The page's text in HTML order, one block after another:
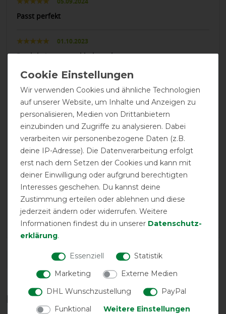
Passt perfekt
01.10.2023
Produkt ist gut und halt auch
25.07.2023
Es passt super gut
25.09.2021
Die Fransen reichen bei meinen Pferden nicht bis an die
Nüstern, trotz unterschiedlicher Größen der Masken.
Die Masken lassen sich gut anziehen. Sie sitzen etwas
nah an den Wimpern. Hier würde ich mir mehr Freiraum
wünschen. Ich habe sie trotzdem behalten.
DETAILS ZUR PRODUKTSICHERHEIT
Das perfekte Zubehör für dich
Wir verwenden Cookies und ähnliche Technologien
auf unserer Website, um Inhalte und Anzeigen zu
personalisieren, Medien von Drittanbietern
einzubinden und Zugriffe zu analysieren. Dabei
verarbeiten wir personenbezogene Daten (z.B.
deine IP-Adresse). Die Datenverarbeitung erfolgt
erst nach dem Setzen der Cookies und kann mit
deiner Einwilligung oder aufgrund berechtigten
Interesses geschehen. Du kannst deine
Zustimmung erteilen oder ablehnen und diese
jederzeit ändern oder widerrufen. Weitere
Informationen findest du in unserer Daten­schutz­
erklärung.
Essenziell
Statistik
Marketing
Externe Medien
DHL Wunschzustellung
PayPal
Funktional
Weitere Einstellungen